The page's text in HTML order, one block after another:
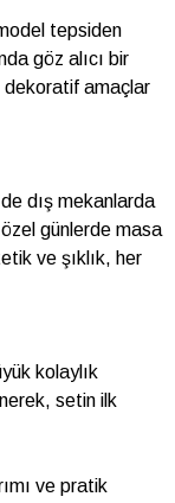
tepsiden
göz alıcı bir
dekoratif amaçlar
dış mekanlarda
günlerde masa
ve şıklık, her
kolaylık
setin ilk
ve pratik